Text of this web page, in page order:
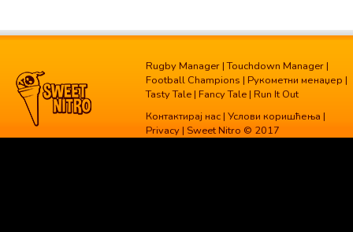
Rugby Manager |Touchdown Manager |
Football Champions | Рукометни менаџер |
Tasty Tale | Fancy Tale | Run It Out
Контактирај нас | Услови коришћења |
Privacy | Sweet Nitro © 2017